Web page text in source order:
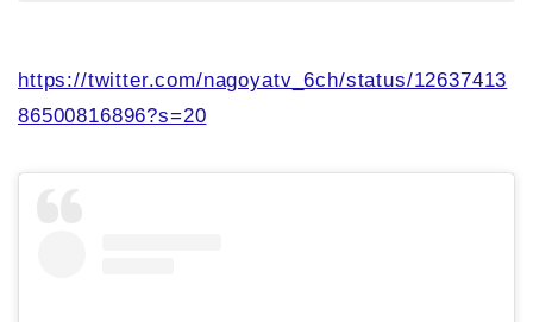
https://twitter.com/nagoyatv_6ch/status/12637413
86500816896?s=20